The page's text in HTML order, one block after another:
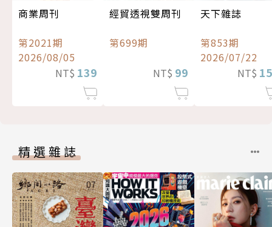
商業周刊
第2021期
2026/08/05
NT$ 139
經貿透視雙周刊
第699期
NT$ 99
天下雜誌
第853期
2026/07/22
NT$
精選雜誌